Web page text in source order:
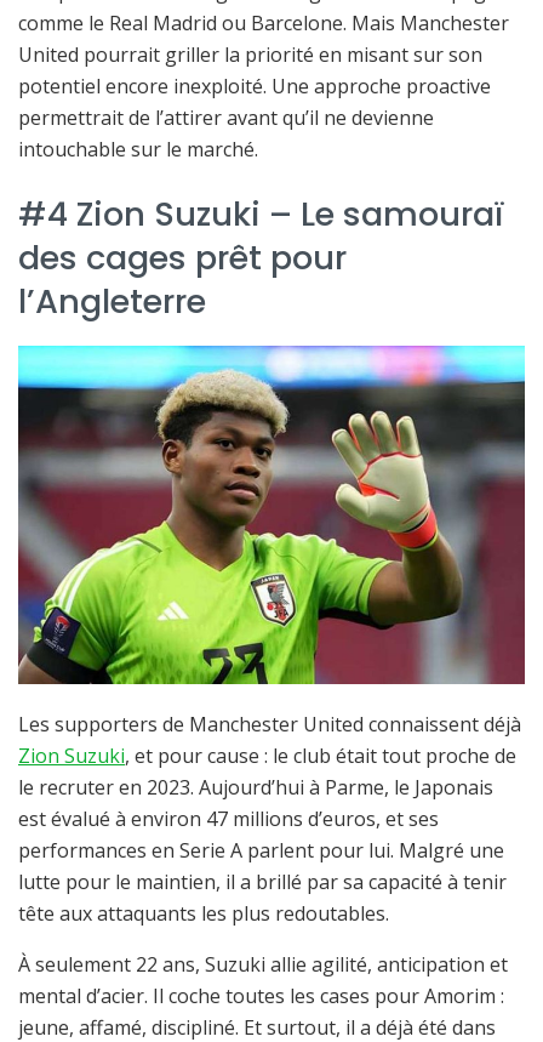
comme le Real Madrid ou Barcelone. Mais Manchester
United pourrait griller la priorité en misant sur son
potentiel encore inexploité. Une approche proactive
permettrait de l’attirer avant qu’il ne devienne
intouchable sur le marché.
#4 Zion Suzuki – Le samouraï
des cages prêt pour
l’Angleterre
Les supporters de Manchester United connaissent déjà
Zion Suzuki, et pour cause : le club était tout proche de
le recruter en 2023. Aujourd’hui à Parme, le Japonais
est évalué à environ 47 millions d’euros, et ses
performances en Serie A parlent pour lui. Malgré une
lutte pour le maintien, il a brillé par sa capacité à tenir
tête aux attaquants les plus redoutables.
À seulement 22 ans, Suzuki allie agilité, anticipation et
mental d’acier. Il coche toutes les cases pour Amorim :
jeune, affamé, discipliné. Et surtout, il a déjà été dans